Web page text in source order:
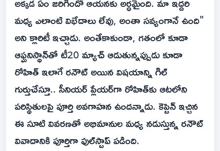
మధ్య ఎలాంటి విభేదాలు లేవు, అంతా సవ్యంగానే ఉంది"
అని క్లారిటీ ఇచ్చాడు. అంతేకాకుండా, గతంలో కూడా
ఆఫ్ఘనిస్థాన్‌తో టీ20 మ్యాచ్ ఆడుతున్నప్పుడు కూడా
రోహిత్ ఇలాగే రనౌట్ అయిన విషయాన్ని గిల్
గుర్తుచేస్తూ.. సీనియర్ ప్లేయర్‌గా రోహిత్‌కు ఆటలోని
పరిస్థితులపై పూర్తి అవగాహన ఉందన్నాడు. కెప్టెన్ ఇచ్చిన
ఈ సూటి వివరణతో అభిమానుల మధ్య నడుస్తున్న రనౌట్
వివాదానికి పూర్తిగా ఫుల్‌స్టాప్ పడింది.